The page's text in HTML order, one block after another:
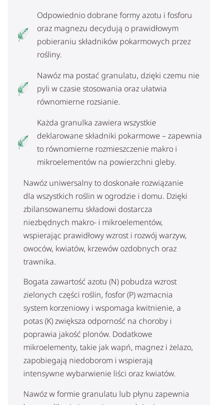
Odpowiednio dobrane formy azotu i fosforu
oraz magnezu decydują o prawidłowym
pobieraniu składników pokarmowych przez
rośliny.
Nawóz ma postać granulatu, dzięki czemu nie
pyli w czasie stosowania oraz ułatwia
równomierne rozsianie.
Każda granulka zawiera wszystkie
deklarowane składniki pokarmowe – zapewnia
to równomierne rozmieszczenie makro i
mikroelementów na powierzchni gleby.
Nawóz uniwersalny to doskonałe rozwiązanie
dla wszystkich roślin w ogrodzie i domu. Dzięki
zbilansowanemu składowi dostarcza
niezbędnych makro- i mikroelementów,
wspierając prawidłowy wzrost i rozwój warzyw,
owoców, kwiatów, krzewów ozdobnych oraz
trawnika.
Bogata zawartość azotu (N) pobudza wzrost
zielonych części roślin, fosfor (P) wzmacnia
system korzeniowy i wspomaga kwitnienie, a
potas (K) zwiększa odporność na choroby i
poprawia jakość plonów. Dodatkowe
mikroelementy, takie jak wapń, magnez i żelazo,
zapobiegają niedoborom i wspierają
intensywne wybarwienie liści oraz kwiatów.
Nawóz w formie granulatu lub płynu zapewnia